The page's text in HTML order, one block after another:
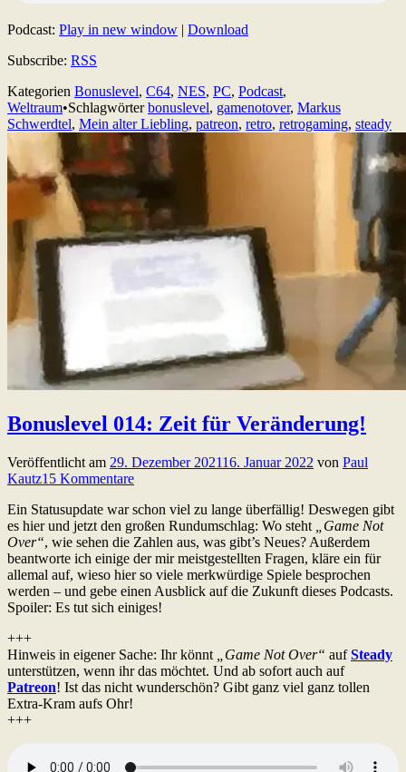
Podcast: Play in new window | Download
Subscribe: RSS
Kategorien Bonuslevel, C64, NES, PC, Podcast,
Weltraum•Schlagwörterbonuslevel, gamenotover, Markus
Schwerdtel, Mein alter Liebling, patreon, retro, retrogaming, steady
Bonuslevel 014: Zeit für Veränderung!
Veröffentlicht am 29. Dezember 202116. Januar 2022 von Paul
Kautz15 Kommentare
Ein Statusupdate war schon viel zu lange überfällig! Deswegen gibt
es hier und jetzt den großen Rundumschlag: Wo steht
„Game Not
Over“, wie sehen die Zahlen aus, was gibt’s Neues? Außerdem
beantworte ich einige der mir meistgestellten Fragen, kläre ein für
allemal auf, wieso hier so viele merkwürdige Spiele besprochen
werden – und gebe einen Ausblick auf die Zukunft dieses Podcasts.
Spoiler: Es tut sich einiges!
+++
Hinweis in eigener Sache: Ihr könnt
„Game Not Over“ aufSteady
unterstützen, wenn ihr das möchtet. Und ab sofort auch auf
Patreon! Ist das nicht wunderschön? Gibt ganz viel ganz tollen
Extra-Kram aufs Ohr!
+++